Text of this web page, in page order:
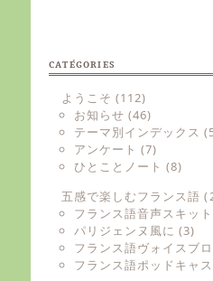
CATÉGORIES
ようこそ (112)
お知らせ (46)
テーマ別インデックス
アンケート (7)
ひとことノート (8)
五感で楽しむフランス語
フランス語音声スキット
パリジェンヌ風に (3)
フランス語ヴォイスブ
フランス語ポッドキャス